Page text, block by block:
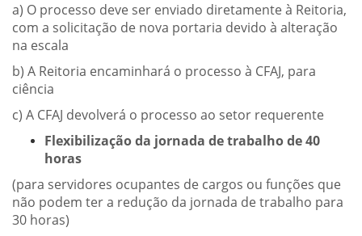
a) O processo deve ser enviado diretamente à Reitoria,
com a solicitação de nova portaria devido à alteração
na escala
b) A Reitoria encaminhará o processo à CFAJ, para
ciência
c) A CFAJ devolverá o processo ao setor requerente
Flexibilização da jornada de trabalho de 40
horas
(para servidores ocupantes de cargos ou funções que
não podem ter a redução da jornada de trabalho para
30 horas)